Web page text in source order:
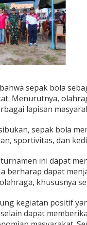
sepak bola
Menurutnya,
lapisan
sepak bola
sportivitas, dan
ini dapat
berharap dapat
khususnya
kegiatan positif
dapat